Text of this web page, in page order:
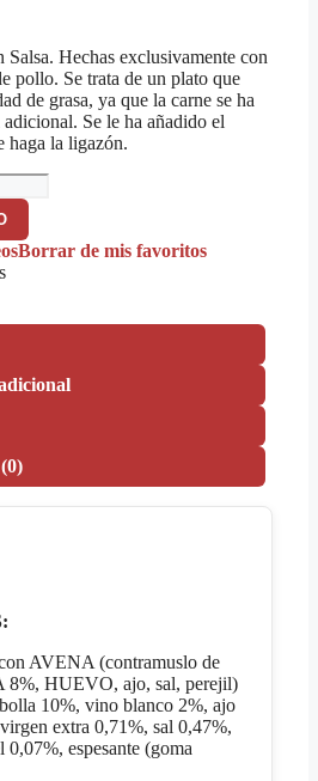
Hechas exclusivamente con
pollo. Se trata de un plato que
de grasa, ya que la carne se ha
Se le ha añadido el
haga la ligazón.
Borrar de mis favoritos
AVENA (contramuslo de
8%, HUEVO, ajo, sal, perejil)
10%, vino blanco 2%, ajo
extra 0,71%, sal 0,47%,
espesante (goma